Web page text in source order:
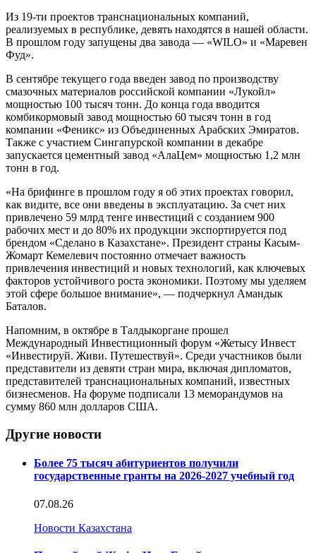
Из 19-ти проектов транснациональных компаний,
реализуемых в республике, девять находятся в нашей области.
В прошлом году запущены два завода — «WILO» и «Маревен
Фуд».
В сентябре текущего года введен завод по производству
смазочных материалов российской компании «Лукойл»
мощностью 100 тысяч тонн. До конца года вводится
комбикормовый завод мощностью 60 тысяч тонн в год
компании «Феникс» из Объединенных Арабских Эмиратов.
Также с участием Сингапурской компании в декабре
запускается цементный завод «АлаЦем» мощностью 1,2 млн
тонн в год.
«На брифинге в прошлом году я об этих проектах говорил,
как видите, все они введены в эксплуатацию. За счет них
привлечено 59 млрд тенге инвестиций с созданием 900
рабочих мест и до 80% их продукции экспортируется под
брендом «Сделано в Казахстане». Президент страны Касым-
Жомарт Кемелевич постоянно отмечает важность
привлечения инвестиций и новых технологий, как ключевых
факторов устойчивого роста экономики. Поэтому мы уделяем
этой сфере большое внимание», — подчеркнул Амандык
Баталов.
Напомним, в октябре в Талдыкоргане прошел
Международный Инвестиционный форум «Жетысу Инвест
«Инвестируй. Живи. Путешествуй». Среди участников были
представители из девяти стран мира, включая дипломатов,
представителей транснациональных компаний, известных
бизнесменов. На форуме подписали 13 меморандумов на
сумму 860 млн долларов США.
Другие новости
Более 75 тысяч абитуриентов получили
государственные гранты на 2026-2027 учебный год
07.08.26
Новости Казахстана